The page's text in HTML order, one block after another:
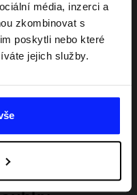
média, inzerci a
zkombinovat s
poskytli nebo které
jejich služby.